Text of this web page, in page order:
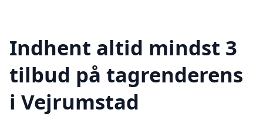
Indhent altid mindst 3
tilbud på tagrenderens
i Vejrumstad